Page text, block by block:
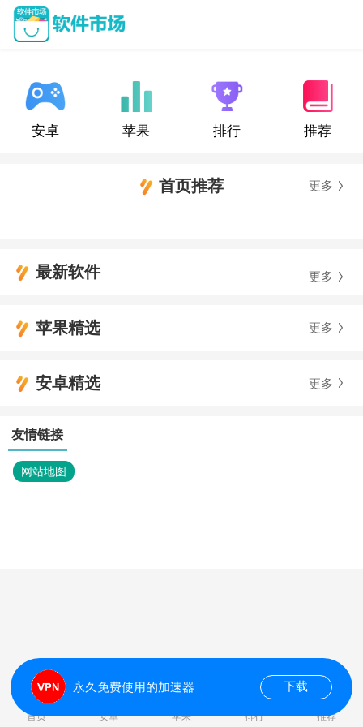
安卓 苹果 排行 推荐
首页推荐 更多
最新软件 更多
苹果精选 更多
安卓精选 更多
友情链接
网站地图
首页 安卓 苹果 排行 推荐
永久免费使用的加速器 下载
0.013981s